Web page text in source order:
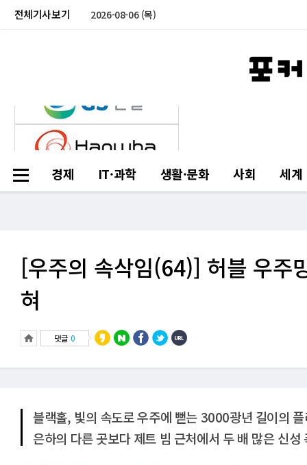
전체기사보기 2026-08-06 (목)
경제 IT·과학 생활·문화 사회 세계
[우주의 속삭임(64)] 허블 우주
혀
댓글 0
블랙홀, 빛의 속도로 우주에 뻗는 3000광년 길이의
은하의 다른 곳보다 제트 빔 근처에서 두 배 많은 신성